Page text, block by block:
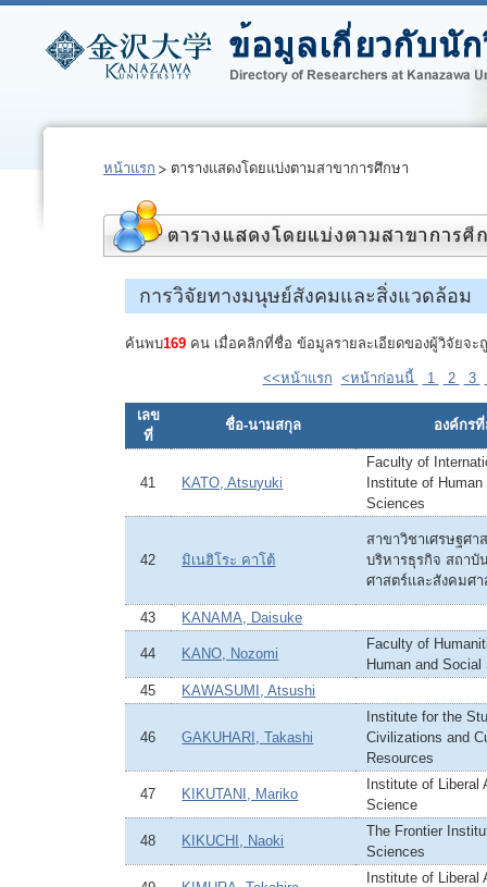
หน้าแรก ตารางแสดงโดยแบ่งตามสาขาการศึกษา
การวิจัยทางมนุษย์สังคมและสิ่งแวดล้อม
ค้นพบ169 คน เมื่อคลิกที่ชื่อ ข้อมูลรายละเอียดของผู้วิจัยจะ
<<หน้าแรก <หน้าก่อนนี้ 1 2 3
เลข
ที่
ชื่อ-นามสกุล องค์กร
41 KATO, Atsuyuki
Faculty of
Institute of
Sciences
42 มิเนฮิโระ คาโต้
สาขาวิชาเศรษฐศา
บริหารธุรกิจ สถา
ศาสตร์และสังคมศา
43 KANAMA, Daisuke
44 KANO, Nozomi
Faculty of
Human and
45
KAWASUMI, Atsushi
46 GAKUHARI, Takashi
Institute for the
Civilizations and
Resources
47 KIKUTANI, Mariko
Institute of Liberal
Science
48 KIKUCHI, Naoki
The Frontier
Sciences
Institute of Liberal